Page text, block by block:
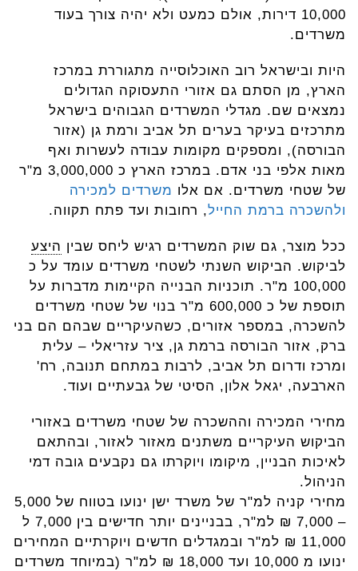
10,000 דירות, אולם כמעט ולא יהיה צורך בעוד
משרדים.
היות ובישראל רוב האוכלוסייה מתגוררת במרכז
הארץ, מן הסתם גם אזורי התעסוקה הגדולים
נמצאים שם. מגדלי המשרדים הגבוהים בישראל
מתרכזים בעיקר בערים תל אביב ורמת גן (אזור
הבורסה), ומספקים מקומות עבודה לעשרות ואף
מאות אלפי בני אדם. במרכז הארץ כ 3,000,000 מ"ר
של שטחי משרדים. אם אלו משרדים למכירה
ולהשכרה ברמת החייל, רחובות ועד פתח תקווה.
ככל מוצר, גם שוק המשרדים רגיש ליחס שבין היצע
לביקוש. הביקוש השנתי לשטחי משרדים עומד על כ
100,000 מ"ר. תוכניות הבנייה הקיימות מדברות על
תוספת של כ 600,000 מ"ר בנוי של שטחי משרדים
להשכרה, במספר אזורים, כשהעיקריים שבהם הם בני
ברק, אזור הבורסה ברמת גן, ציר עזריאלי – עלית
ומרכז ודרום תל אביב, לרבות במתחם תנובה, רח'
הארבעה, יגאל אלון, הסיטי של גבעתיים ועוד.
מחירי המכירה וההשכרה של שטחי משרדים באזורי
הביקוש העיקריים משתנים מאזור לאזור, ובהתאם
לאיכות הבניין, מיקומו ויוקרתו גם נקבעים גובה דמי
הניהול.
מחירי קניה למ"ר של משרד ישן ינועו בטווח של 5,000
– 7,000 ₪ למ"ר, בבניינים יותר חדישים בין 7,000 ל
11,000 ₪ למ"ר ובמגדלים חדשים ויוקרתיים המחירים
ינועו מ 10,000 ועד 18,000 ₪ למ"ר (במיוחד משרדים